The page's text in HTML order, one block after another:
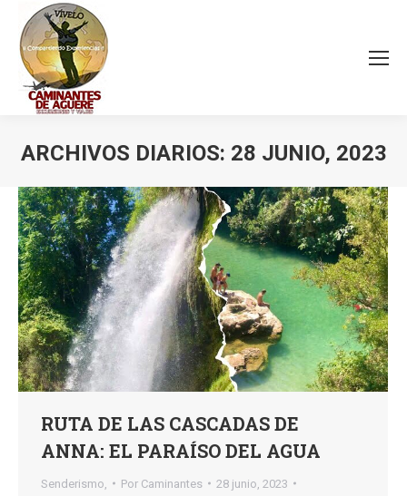
ARCHIVOS DIARIOS: 28 JUNIO, 2023
RUTA DE LAS CASCADAS DE
ANNA: EL PARAÍSO DEL AGUA
Senderismo, Por Caminantes
28 junio, 2023